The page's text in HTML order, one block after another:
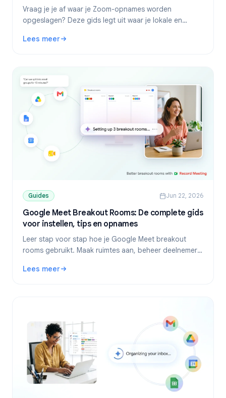
Vraag je je af waar je Zoom-opnames worden
opgeslagen? Deze gids legt uit waar je lokale en
hoe je ze downloadt en deelt.
Lees meer
: Waar vind je Zoom-opnames terug? Zo open en beheer
Guides Jun 22, 2026
Google Meet Breakout Rooms: De complete gids
voor instellen, tips en opnames
Leer stap voor stap hoe je Google Meet breakout
rooms gebruikt. Maak ruimtes aan, beheer deelnemers,
Lees meer
: Google Meet Breakout Rooms: De complete gids voor